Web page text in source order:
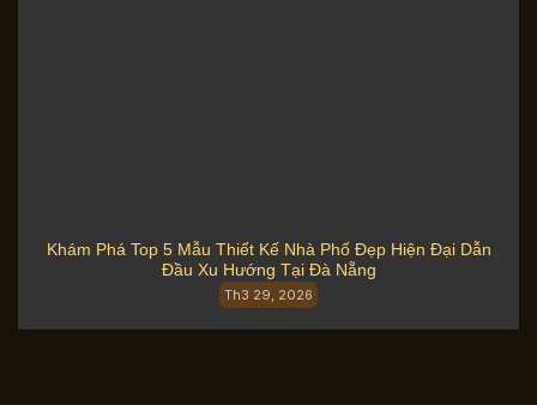
Khám Phá Top 5 Mẫu Thiết Kế Nhà Phố Đẹp Hiện Đại Dẫn
Đầu Xu Hướng Tại Đà Nẵng
Th3 29, 2026